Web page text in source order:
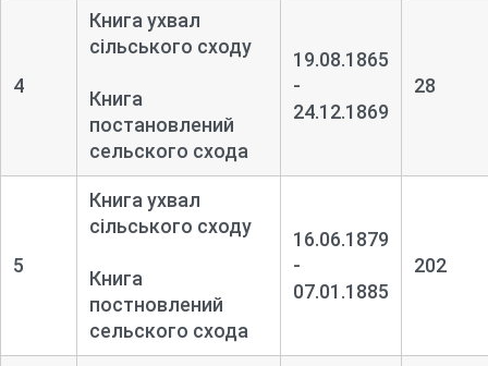
4
Книга ухвал
сільського сходу
Книга
постановлений
сельского схода
19.08.1865
-
24.12.1869
28
5
Книга ухвал
сільського сходу
Книга
постновлений
сельского схода
16.06.1879
-
07.01.1885
202